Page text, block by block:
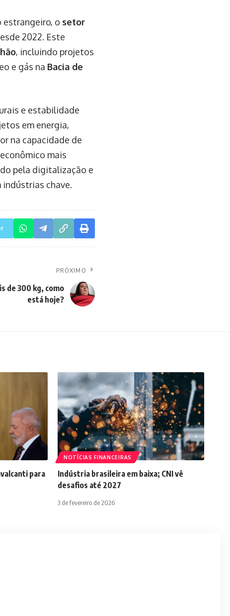
estrangeiro, o setor
2022. Este
, incluindo projetos
e gás na Bacia de
e estabilidade
em energia,
na capacidade de
mais
pela digitalização e
chave.
PRÓXIMO
de 300 kg, como
está hoje?
para
NOTÍCIAS FINANCEIRAS
Indústria brasileira em baixa; CNI vê
desafios até 2027
3 de fevereiro de 2026